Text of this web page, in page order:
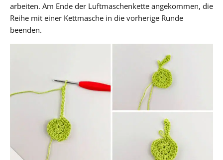
arbeiten. Am Ende der Luftmaschenkette angekommen, die
Reihe mit einer Kettmasche in die vorherige Runde
beenden.